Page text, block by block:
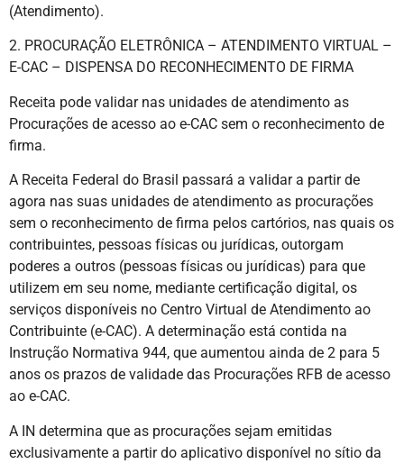
(Atendimento).
2. PROCURAÇÃO ELETRÔNICA – ATENDIMENTO VIRTUAL –
E-CAC – DISPENSA DO RECONHECIMENTO DE FIRMA
Receita pode validar nas unidades de atendimento as
Procurações de acesso ao e-CAC sem o reconhecimento de
firma.
A Receita Federal do Brasil passará a validar a partir de
agora nas suas unidades de atendimento as procurações
sem o reconhecimento de firma pelos cartórios, nas quais os
contribuintes, pessoas físicas ou jurídicas, outorgam
poderes a outros (pessoas físicas ou jurídicas) para que
utilizem em seu nome, mediante certificação digital, os
serviços disponíveis no Centro Virtual de Atendimento ao
Contribuinte (e-CAC). A determinação está contida na
Instrução Normativa 944, que aumentou ainda de 2 para 5
anos os prazos de validade das Procurações RFB de acesso
ao e-CAC.
A IN determina que as procurações sejam emitidas
exclusivamente a partir do aplicativo disponível no sítio da